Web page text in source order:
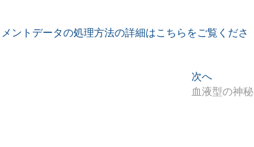
メントデータの処理方法の詳細はこちらをご覧くださ
次へ
の
血液型の神秘